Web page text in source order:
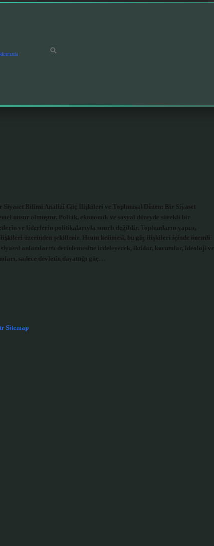
Siyaset Bilimi Analizi Güç İlişkileri ve Toplumsal Düzen: Bir Siyaset
unsur olmuştur. Politik, ekonomik ve sosyal düzeyde sürekli bir
ve liderlerin politikalarıyla sınırlı değildir. Toplumların yapısı,
üzerinden şekillenir. Hısım kelimesi, bu güç ilişkileri içinde önemli
anlamlarını derinlemesine irdeleyerek, iktidar, kurumlar, ideoloji ve
sadece devletin dayattığı güç…
Sitemap